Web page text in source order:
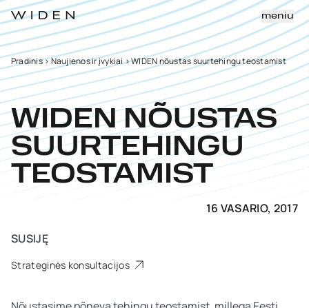
meniu
Pradinis>Naujienos ir įvykiai>WIDEN nõustas suurtehingu teostamist
WIDEN NÕUSTAS
SUURTEHINGU
TEOSTAMIST
16 VASARIO, 2017
SUSIJĘ
Strateginės konsultacijos